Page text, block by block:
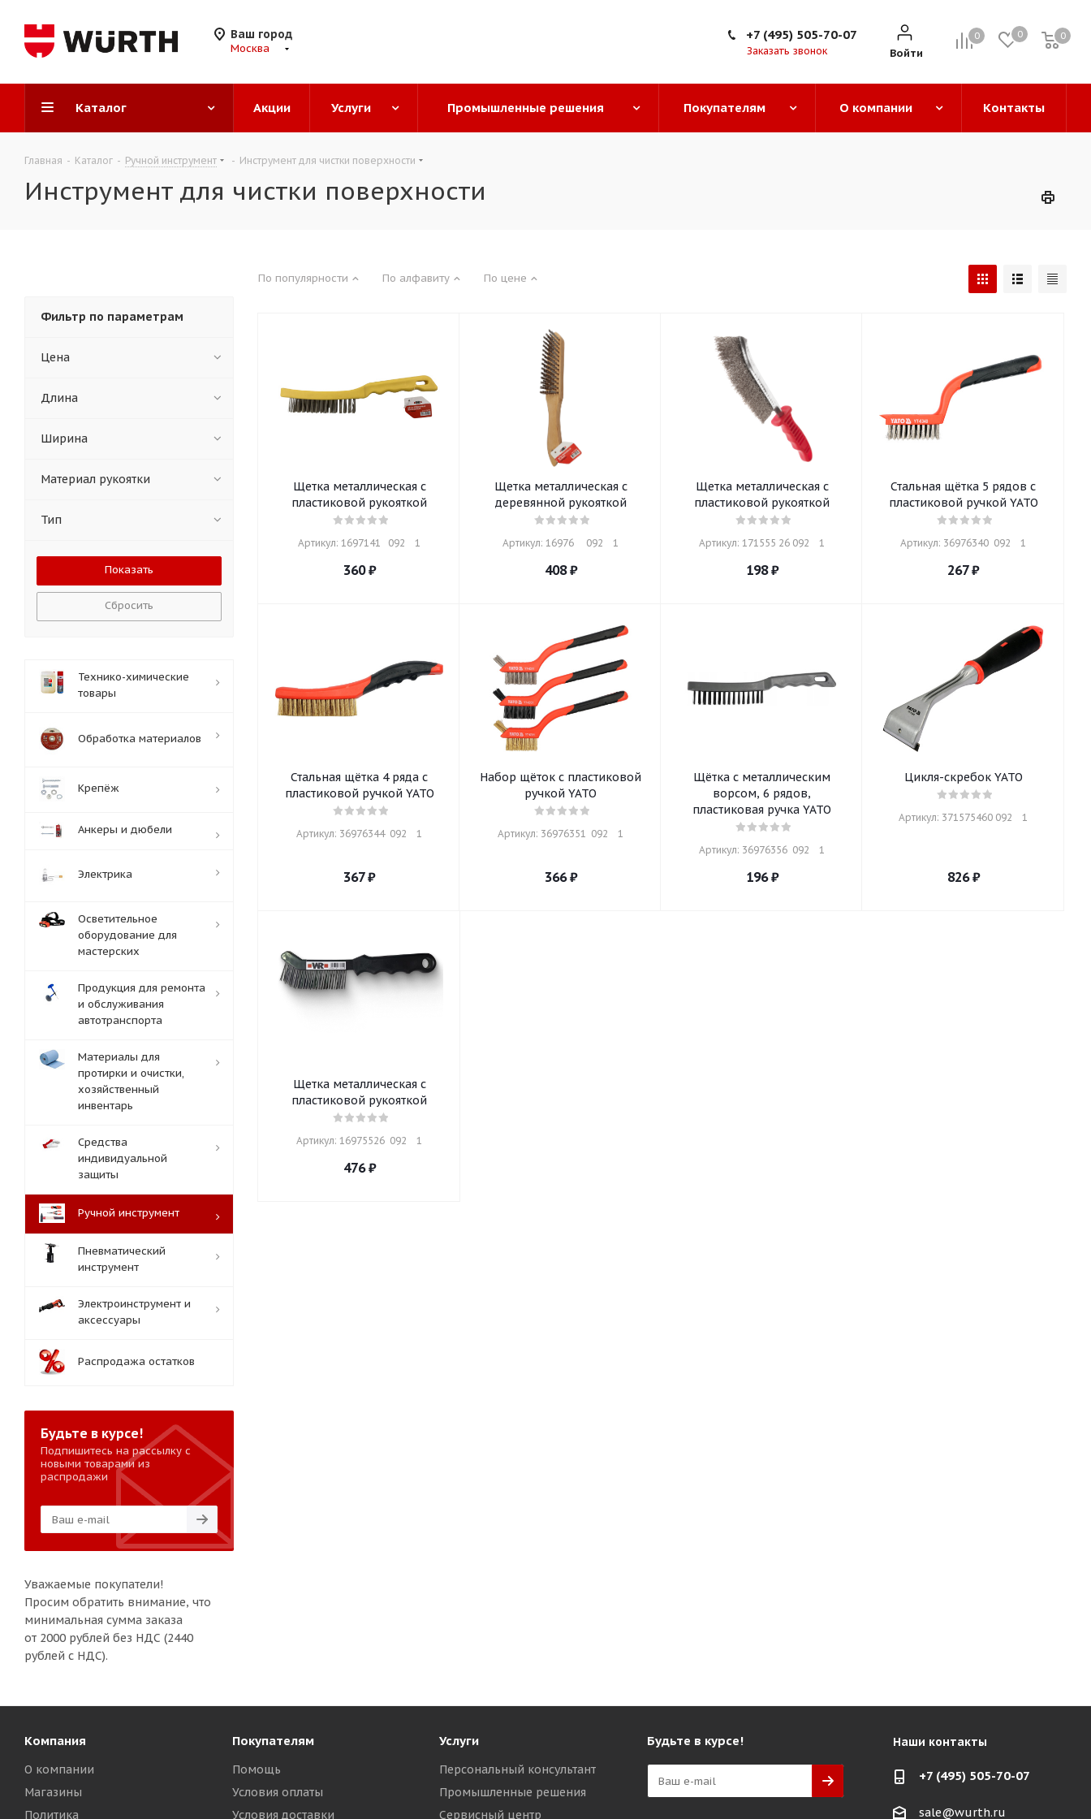
Ваш город
Москва
0 0 0
0
Войти
+7 (495) 505-70-07
Заказать звонок
Каталог Акции Услуги Промышленные решения Покупателям О компании Контакты
Главная - Каталог - Ручной инструмент - Инструмент для чистки поверхности
Инструмент для чистки поверхности
По популярности По алфавиту По цене
Щетка металлическая с
пластиковой рукояткой
Артикул: 1697141   092    1
360₽
Щетка металлическая с
деревянной рукояткой
Артикул: 16976     092    1
408₽
Щетка металлическая с
пластиковой рукояткой
Артикул: 171555 26 092    1
198₽
Стальная щётка 5 рядов с
пластиковой ручкой YATO
Артикул: 36976340  092    1
267₽
Стальная щётка 4 ряда с
пластиковой ручкой YATO
Артикул: 36976344  092    1
367₽
Набор щёток с пластиковой
ручкой YATO
Артикул: 36976351  092    1
366₽
Щётка с металлическим
ворсом, 6 рядов,
пластиковая ручка YATO
Артикул: 36976356  092    1
196₽
Цикля-скребок YATO
Артикул: 371575460 092    1
826₽
Щетка металлическая с
пластиковой рукояткой
Артикул: 16975526  092    1
476₽
Фильтр по параметрам
Цена
Длина
Ширина
Материал рукоятки
Тип
Сбросить
Технико-химические
товары
Обработка материалов
Крепёж
Анкеры и дюбели
Электрика
Осветительное
оборудование для
мастерских
Продукция для ремонта
и обслуживания
автотранспорта
Материалы для
протирки и очистки,
хозяйственный
инвентарь
Средства
индивидуальной
защиты
Ручной инструмент
Пневматический
инструмент
Электроинструмент и
аксессуары
Распродажа остатков
Будьте в курсе!
Подпишитесь на рассылку с
новыми товарами из
распродажи
Уважаемые покупатели!
Просим обратить внимание, что
минимальная сумма заказа
от 2000 рублей без НДС (2440
рублей с НДС).
Компания
О компании
Магазины
Политика
Покупателям
Помощь
Условия оплаты
Условия доставки
Услуги
Персональный консультант
Промышленные решения
Сервисный центр
Будьте в курсе! Наши контакты
+7 (495) 505-70-07
sale@wurth.ru